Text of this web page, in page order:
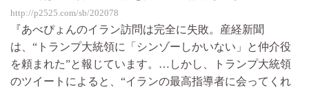
http://p2525.com/sb/202078
『あべぴょんのイラン訪問は完全に失敗。産経新聞
は、“トランプ大統領に「シンゾーしかいない」と仲介役
を頼まれた”と報じています。…しかし、トランプ大統領
のツイートによると、“イランの最高指導者に会ってくれ